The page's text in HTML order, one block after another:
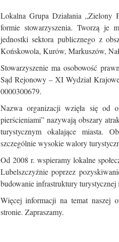
Lokalna Grupa Działania „Zielony
formie stowarzyszenia. Tworzą je
jednostki sektora publicznego z
Końskowola, Kurów, Markuszów,
Stowarzyszenie ma osobowość
Sąd Rejonowy – XI Wydział
0000300679.
Nazwa organizacji wzięła się od
pierścieniami” nazywają obszary
turystycznym okalające miasta.
szczególnie wysokie walory
Od 2008 r. wspieramy lokalne
Lubelszczyźnie poprzez
budowanie infrastruktury turystycznej
Więcej informacji na temat naszej
stronie. Zapraszamy.